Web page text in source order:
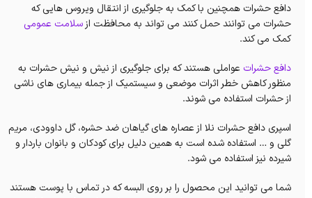
دافع حشرات همچنین با کمک به جلوگیری از انتقال ویروس هایی که
حشرات می توانند حمل کنند می تواند به محافظت ازسلامت عمومی
کمک می کند.
دافع حشرات عواملی هستند که برای جلوگیری از نیش و نیش حشرات به
منظور کاهش خطر اثرات موضعی و سیستمیک از جمله بیماری های ناشی
از حشرات استفاده می شوند.
اسپری دافع حشرات نلا از عصاره های گیاهان ضد حشره، گل داوودی، مریم
گلی و … استفاده شده است به همین دلیل برای کودکان و بانوان باردار و
شیرده نیز استفاده می شود.
شما می توانید این محصول را بر روی البسه که در تماس با پوست هستند